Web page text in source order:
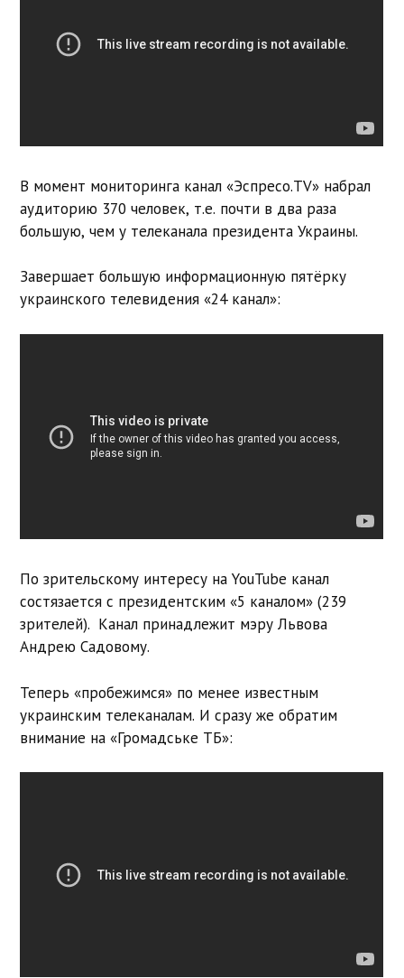
В момент мониторинга канал «Эспресо.TV» набрал
аудиторию 370 человек, т.е. почти в два раза
большую, чем у телеканала президента Украины.
Завершает большую информационную пятёрку
украинского телевидения «24 канал»:
По зрительскому интересу на YouTube канал
состязается с президентским «5 каналом» (239
зрителей). Канал принадлежит мэру Львова
Андрею Садовому.
Теперь «пробежимся» по менее известным
украинским телеканалам. И сразу же обратим
внимание на «Громадське ТБ»: